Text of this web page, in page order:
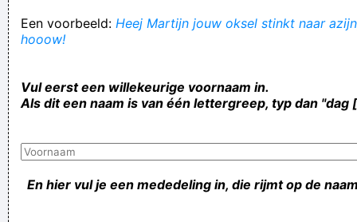
Een voorbeeld: Heej Martijn jouw oksel stinkt naar
hooow!
Vul eerst een willekeurige voornaam in.
Als dit een naam is van één lettergreep, typ dan "dag
En hier vul je een mededeling in, die rijmt op de